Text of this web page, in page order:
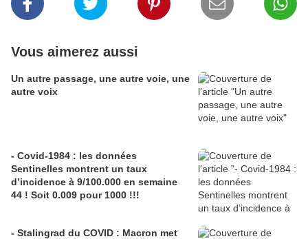
Vous aimerez aussi
Un autre passage, une autre voie, une
autre voix
- Covid-1984 : les données
Sentinelles montrent un taux
d’incidence à 9/100.000 en semaine
44 ! Soit 0.009 pour 1000 !!!
- Stalingrad du COVID : Macron met